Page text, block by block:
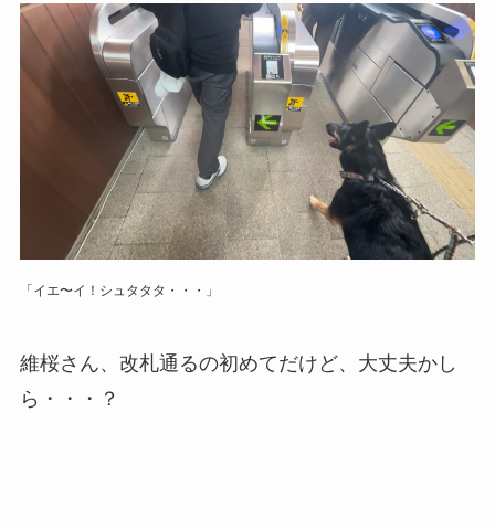
「イエ〜イ！シュタタタ・・・」
維桜さん、改札通るの初めてだけど、大丈夫かし
ら・・・？